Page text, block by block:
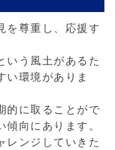
を尊重し、応援す
いう風土があるた
い環境がありま
的に取ることがで
向にあります。
レンジしていきた